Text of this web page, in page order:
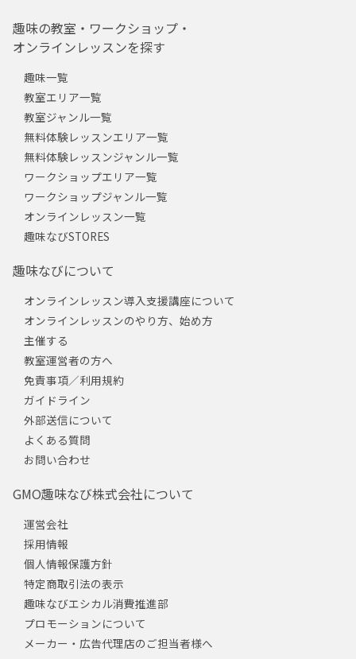
趣味の教室・ワークショップ・
オンラインレッスンを探す
趣味一覧
教室エリア一覧
教室ジャンル一覧
無料体験レッスンエリア一覧
無料体験レッスンジャンル一覧
ワークショップエリア一覧
ワークショップジャンル一覧
オンラインレッスン一覧
趣味なびSTORES
趣味なびについて
オンラインレッスン導入支援講座について
オンラインレッスンのやり方、始め方
主催する
教室運営者の方へ
免責事項／利用規約
ガイドライン
外部送信について
よくある質問
お問い合わせ
GMO趣味なび株式会社について
運営会社
採用情報
個人情報保護方針
特定商取引法の表示
趣味なびエシカル消費推進部
プロモーションについて
メーカー・広告代理店のご担当者様へ